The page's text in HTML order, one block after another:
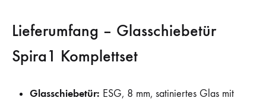
Lieferumfang – Glasschiebetür
Spira1 Komplettset
Glasschiebetür: ESG, 8 mm, satiniertes Glas mit